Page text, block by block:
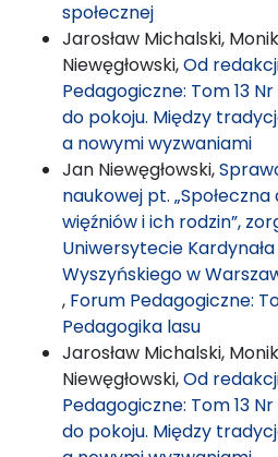
społecznej
Jarosław Michalski,
Niewęgłowski,Od
Pedagogiczne: Tom 13
do pokoju. Między
a nowymi wyzwaniami
Jan Niewęgłowski,
naukowej pt.
więźniów i ich rodzin”,
Uniwersytecie
Wyszyńskiego w
, Forum Pedagogiczne:
Pedagogika lasu
Jarosław Michalski,
Niewęgłowski,Od
Pedagogiczne: Tom 13
do pokoju. Między